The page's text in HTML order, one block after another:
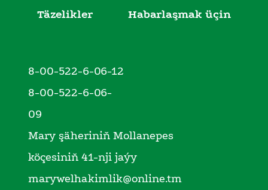
Täzelikler
Habarlaşmak üçin
8-00-522-6-06-12
8-00-522-6-06-
09
Mary şäheriniň Mollanepes
köçesiniň 41-nji jaýy
marywelhakimlik@online.tm